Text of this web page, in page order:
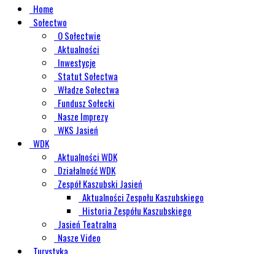
Home
Sołectwo
O Sołectwie
Aktualności
Inwestycje
Statut Sołectwa
Władze Sołectwa
Fundusz Sołecki
Nasze Imprezy
WKS Jasień
WDK
Aktualności WDK
Działalność WDK
Zespół Kaszubski Jasień
Aktualności Zespołu Kaszubskiego
Historia Zespółu Kaszubskiego
Jasień Teatralna
Nasze Video
Turystyka